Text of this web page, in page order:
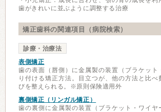
歯がきれいに並ぶように調整する治療
矯正歯科の関連項目（病院検索）
診療・治療法
表側矯正
歯の表面（唇側）に金属製の装置（ブラケット
り付ける矯正方法。目立つが、他の方法と比べ
びを整えられる。※原則保険適用外
裏側矯正（リンガル矯正）
歯の裏側に金属製の装置（ブラケット・ワイヤ